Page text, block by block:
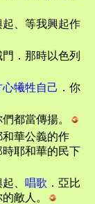
、等我興起作
門．那時以色列
心犧牲自己 ．你
都當傳揚。
華公義的作
耶和華的民下
、 唱歌 ．亞比
敵人。